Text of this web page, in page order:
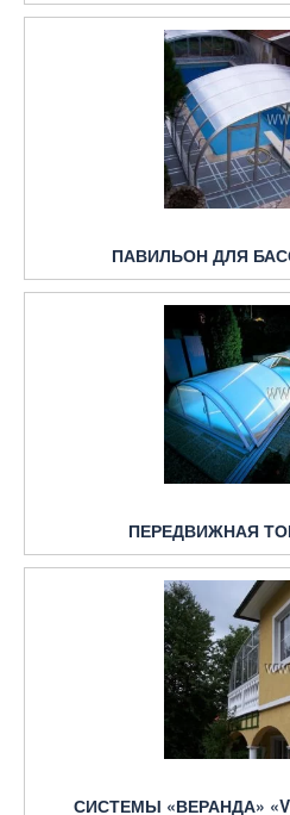
ПАВИЛЬОН ДЛЯ
ПЕРЕДВИЖНАЯ
СИСТЕМЫ «ВЕРАНДА»